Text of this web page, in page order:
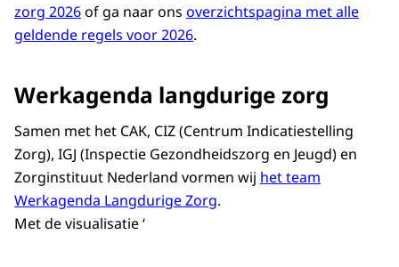
zorg 2026of ga naar ons overzichtspagina met alle
geldende regels voor 2026.
Werkagenda langdurige zorg
Samen met het CAK, CIZ (Centrum Indicatiestelling
Zorg), IGJ (Inspectie Gezondheidszorg en Jeugd) en
Zorginstituut Nederland vormen wij het team
Werkagenda Langdurige Zorg.
Met de visualisatie ‘